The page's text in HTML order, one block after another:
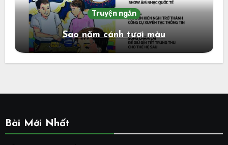
Truyện ngắn
Sao năm cánh tươi màu
Bài Mới Nhất